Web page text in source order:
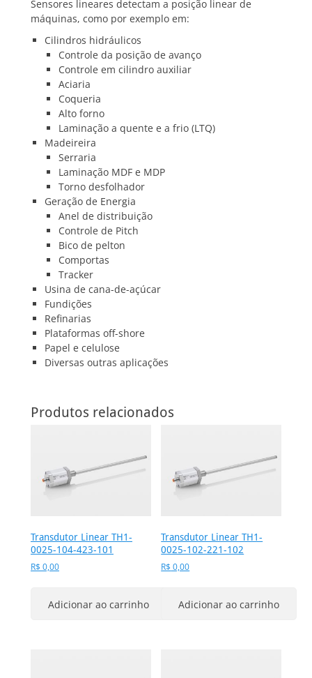
Sensores lineares detectam a posição linear de
máquinas, como por exemplo em:
Cilindros hidráulicos
Controle da posição de avanço
Controle em cilindro auxiliar
Aciaria
Coqueria
Alto forno
Laminação a quente e a frio (LTQ)
Madeireira
Serraria
Laminação MDF e MDP
Torno desfolhador
Geração de Energia
Anel de distribuição
Controle de Pitch
Bico de pelton
Comportas
Tracker
Usina de cana-de-açúcar
Fundições
Refinarias
Plataformas off-shore
Papel e celulose
Diversas outras aplicações
Produtos relacionados
Transdutor Linear TH1-
0025-104-423-101
R$ 0,00
Adicionar ao carrinho
Transdutor Linear TH1-
0025-102-221-102
R$ 0,00
Adicionar ao carrinho